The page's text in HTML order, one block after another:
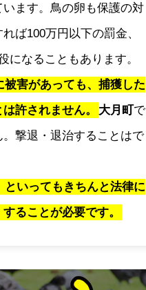
ます。鳥の卵も保護の対
ば100万円以下の罰金、
になることもあります。
被害があっても、捕獲した
許されません。
大月町で
撃退・退治することはで
といってもきちんと法律に
ることが必要です。